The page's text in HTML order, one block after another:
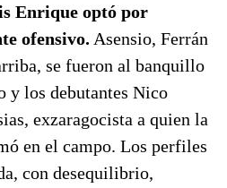
Enrique optó por
ofensivo. Asensio, Ferrán
se fueron al banquillo
y los debutantes Nico
exzaragocista a quien la
en el campo. Los perfiles
con desequilibrio,